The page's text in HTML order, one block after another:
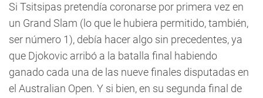
Si Tsitsipas pretendía coronarse por primera vez en
un Grand Slam (lo que le hubiera permitido, también,
ser número 1), debía hacer algo sin precedentes, ya
que Djokovic arribó a la batalla final habiendo
ganado cada una de las nueve finales disputadas en
el Australian Open. Y si bien, en su segunda final de